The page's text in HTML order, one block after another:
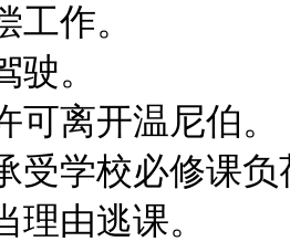
作。
。
离开温尼伯。
学校必修课负
由逃课。